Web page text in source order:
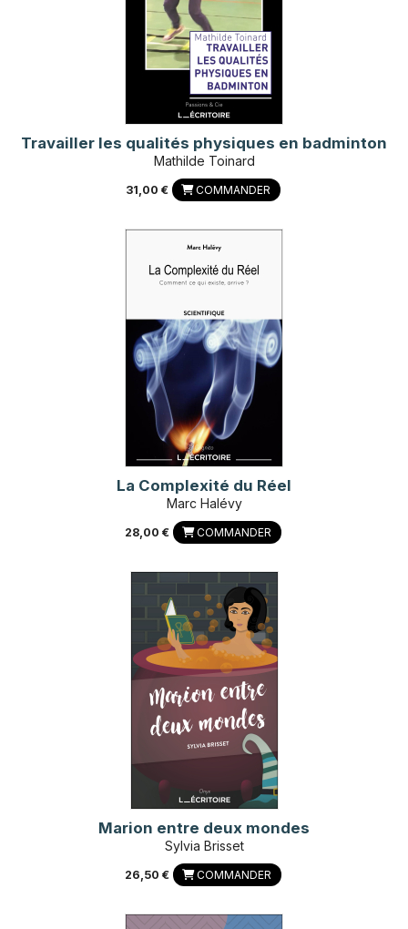
Travailler les qualités physiques en badminton
Mathilde Toinard
31,00 € COMMANDER
La Complexité du Réel
Marc Halévy
28,00 € COMMANDER
Marion entre deux mondes
Sylvia Brisset
26,50 € COMMANDER